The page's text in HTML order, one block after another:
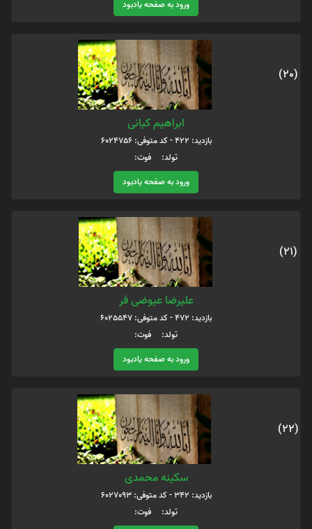
ورود به صفحه یادبود
(20)
ابراهیم کیانی
بازدید: 422 - کد متوفی: 6024756
تولد: فوت:
ورود به صفحه یادبود
(21)
علیرضا عیوضی فر
بازدید: 472 - کد متوفی: 6025547
تولد: فوت:
ورود به صفحه یادبود
(22)
سکینه محمدی
بازدید: 342 - کد متوفی: 6027093
تولد: فوت: